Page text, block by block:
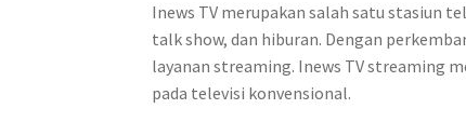
Inews TV merupakan salah satu stasiun
talk show, dan hiburan. Dengan
layanan streaming. Inews TV streaming
pada televisi konvensional.